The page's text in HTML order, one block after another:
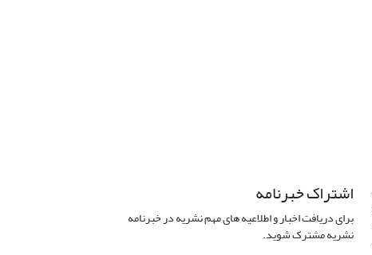
اشتراک خبرنامه
برای دریافت اخبار و اطلاعیه های مهم نشریه در خبرنامه
نشریه مشترک شوید.